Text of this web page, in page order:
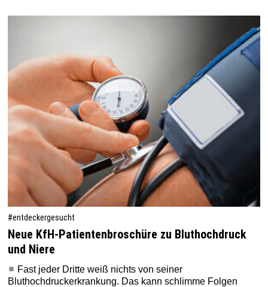
#entdeckergesucht
Neue KfH-Patientenbroschüre zu Bluthochdruck
und Niere
Fast jeder Dritte weiß nichts von seiner
Bluthochdruckerkrankung. Das kann schlimme Folgen